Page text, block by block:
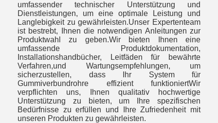
umfassender technischer Unterstützung und
Dienstleistungen, um eine optimale Leistung und
Langlebigkeit zu gewährleisten.Unser Expertenteam
ist bestrebt, Ihnen die notwendigen Anleitungen zur
Produktwahl zu geben.Wir bieten Ihnen eine
umfassende Produktdokumentation,
Installationshandbücher, Leitfäden für bewährte
Verfahren,und Wartungsempfehlungen, um
sicherzustellen, dass Ihr System für
Gummiverbundrohre effizient funktioniertWir
verpflichten uns, Ihnen qualitativ hochwertige
Unterstützung zu bieten, um Ihre spezifischen
Bedürfnisse zu erfüllen und Ihre Zufriedenheit mit
unseren Produkten zu gewährleisten.